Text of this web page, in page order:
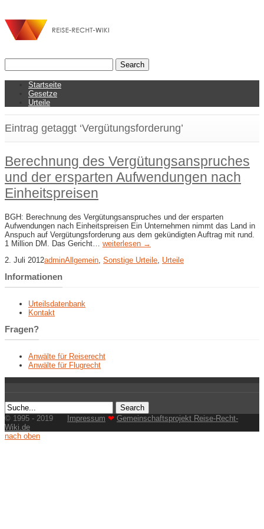
Startseite
Gesetze
Urteile
Eintrag getaggt ‘Vergütungsforderung’
Berechnung des Vergütungsanspruches
und der ersparten Aufwendungen nach
Einheitspreisen
BGH: Berechnung des Vergütungsanspruches und der ersparten
Aufwendungen nach Einheitspreisen Ein Unternehmen nimmt das Land in
Anspuch auf Vergütungsforderung aus dem gekündigten Auftrag mit rund.
1 Million DM. Das Gericht… weiterlesen →
2. Juli 2012adminAllgemein, Sonstige Urteile, Urteile
Informationen
Urteilsdatenbank
Kontakt
Fragen?
Anwälte für Reiserecht
Anwälte für Flugrecht
© 1995 - 2019 Impressum ❤ Gemeinschaftsprojekt Reise-Recht-
Wiki.de
nach oben